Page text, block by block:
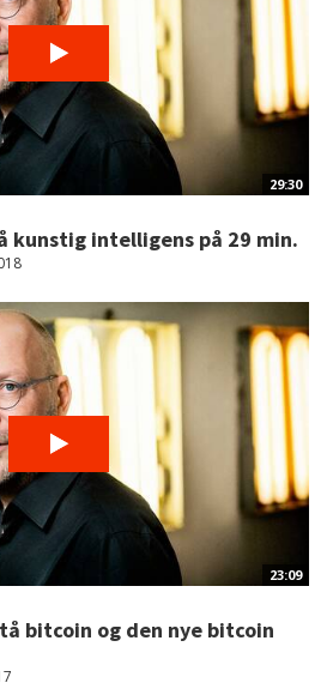
29:30
kunstig intelligens på 29 min.
23:09
bitcoin og den nye bitcoin